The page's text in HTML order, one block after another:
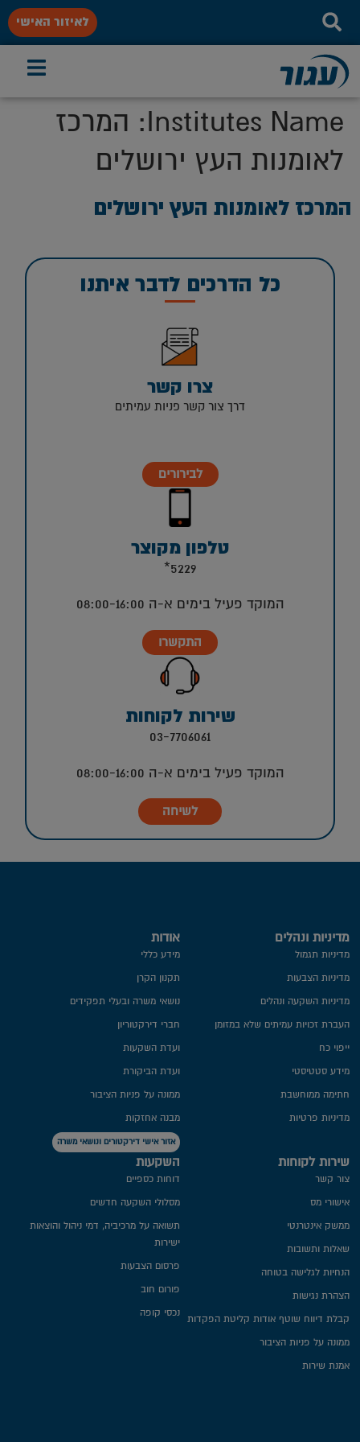
לאיזור האישי
Institutes Name:
המרכז
לאומנות העץ ירושלים
המרכז לאומנות העץ ירושלים
כל הדרכים לדבר איתנו
צרו קשר
דרך צור קשר פניות עמיתים
לבירורים
טלפון מקוצר
5229*
המוקד פעיל בימים א-ה 08:00-16:00
התקשרו
שירות לקוחות
03-7706061
המוקד פעיל בימים א-ה 08:00-16:00
לשיחה
אודות
מידע כללי
תקנון הקרן
נושאי משרה ובעלי תפקידים
חברי דירקטוריון
ועדת השקעות
ועדת הביקורת
ממונה על פניות הציבור
מבנה אחזקות
אזור אישי דירקטורים ונושאי משרה
מדיניות ונהלים
מדיניות תגמול
מדיניות הצבעות
מדיניות השקעה ונהלים
העברת זכויות עמיתים שלא במזומן
ייפוי כח
מידע סטטיסטי
חתימה ממוחשבת
מדיניות פרטיות​
השקעות
דוחות כספיים
מסלולי השקעה חדשים
תשואה על מרכיביה, דמי ניהול והוצאות
ישירות
פרסום הצבעות
פורום חוב
נכסי קופה
שירות לקוחות
צור קשר
אישורי מס
ממשק אינטרנטי
שאלות ותשובות
הנחיות לגלישה בטוחה
הצהרת נגישות
קבלת דיווח שוטף אודות קליטת הפקדות
ממונה על פניות הציבור
אמנת שירות